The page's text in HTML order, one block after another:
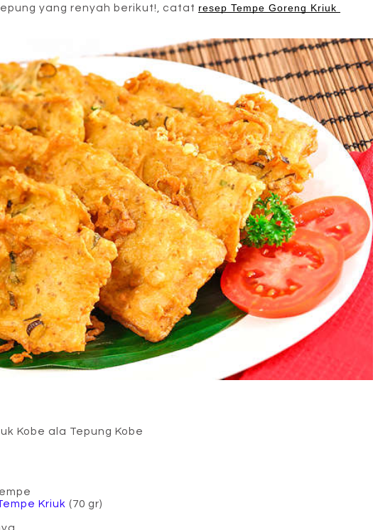
yang renyah berikut!, catat resep Tempe Goreng Kriuk
Kobe ala Tepung Kobe
Kriuk (70 gr)